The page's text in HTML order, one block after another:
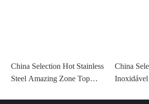
China Selection Hot Stainless
Steel Amazing Zone Top
China